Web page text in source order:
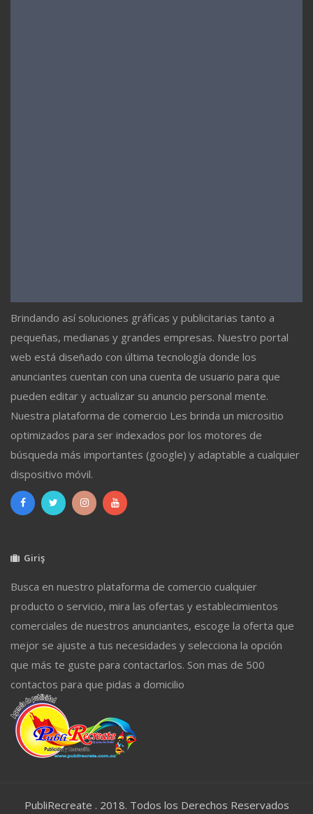
Brindando así soluciones gráficas y publicitarias tanto a
pequeñas, medianas y grandes empresas. Nuestro portal
web está diseñado con última tecnología donde los
anunciantes cuentan con una cuenta de usuario para que
pueden editar y actualizar su anuncio personal mente.
Nuestra plataforma de comercio Les brinda un micrositio
optimizados para ser indexados por los motores de
búsqueda más importantes (google) y adaptable a cualquier
dispositivo móvil.
Giriş
Busca en nuestro plataforma de comercio cualquier
producto o servicio, mira las ofertas y establecimientos
comerciales de nuestros anunciantes, escoge la oferta que
mejor se ajuste a tus necesidades y selecciona la opción
que más te guste para contactarlos. Son mas de 500
contactos para que pidas a domicilio
PubliRecreate . 2018. Todos los Derechos Reservados